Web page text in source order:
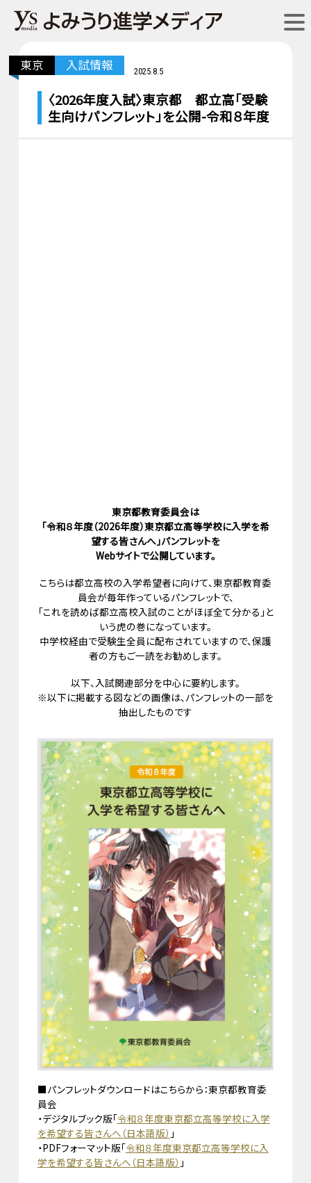
東京 入試情報 2025.8.5
〈2026年度入試〉東京都 都立高「受験
生向けパンフレット」を公開-令和８年度
東京都教育委員会は
「令和８年度（2026年度）東京都立高等学校に入学を希
望する皆さんへ」パンフレットを
Webサイトで公開しています。
こちらは都立高校の入学希望者に向けて、東京都教育委
員会が毎年作っているパンフレットで、
「これを読めば都立高校入試のことがほぼ全て分かる」と
いう虎の巻になっています。
中学校経由で受験生全員に配布されていますので、保護
者の方もご一読をお勧めします。
以下、入試関連部分を中心に要約します。
※以下に掲載する図などの画像は、パンフレットの一部を
抽出したものです
■パンフレットダウンロードはこちらから：東京都教育委
員会
・デジタルブック版「令和８年度東京都立高等学校に入学
を希望する皆さんへ（日本語版） 」
・PDFフォーマット版「令和８年度東京都立高等学校に入
学を希望する皆さんへ（日本語版） 」